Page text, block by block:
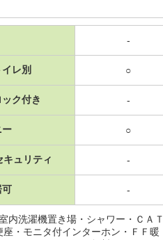
-
レ別 ○
ク付き -
ー ○
キュリティ -
可 -
内洗濯機置き場・シャワー・ＣＡＴ
・モニタ付インターホン・ＦＦ暖